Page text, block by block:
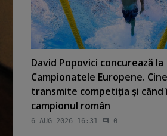
David Popovici concurează la
Campionatele Europene. Cine
transmite competiţia şi când
campionul român
6 AUG 2026 16:31 0